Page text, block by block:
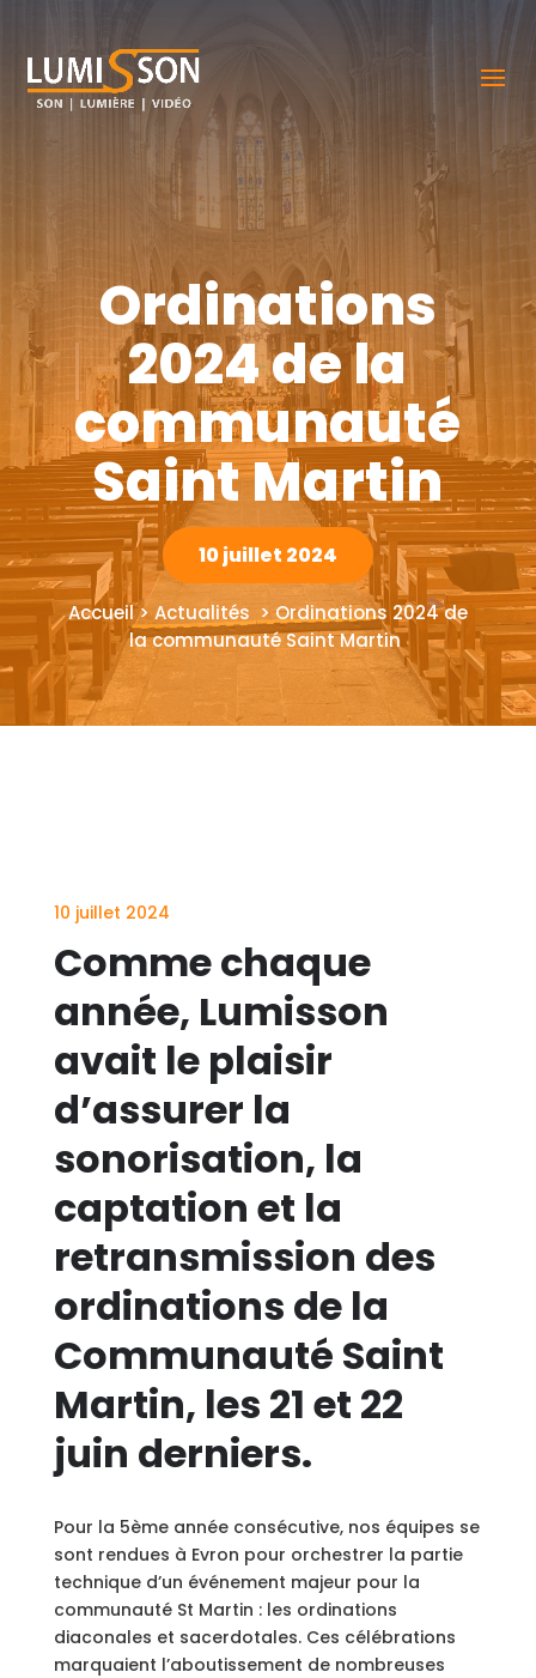
Ordinations
2024 de la
communauté
Saint Martin
10 juillet 2024
Accueil > Actualités > Ordinations 2024 de
la communauté Saint Martin
10 juillet 2024
Comme chaque
année, Lumisson
avait le plaisir
d’assurer la
sonorisation, la
captation et la
retransmission des
ordinations de la
Communauté Saint
Martin, les 21 et 22
juin derniers.
Pour la 5ème année consécutive, nos équipes se
sont rendues à Evron pour orchestrer la partie
technique d’un événement majeur pour la
communauté St Martin : les ordinations
diaconales et sacerdotales. Ces célébrations
marquaient l’aboutissement de nombreuses